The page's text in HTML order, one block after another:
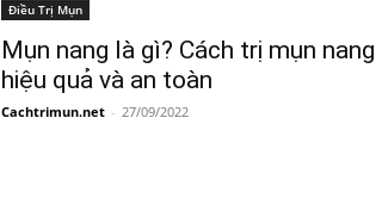
Điều Trị Mụn
Mụn nang là gì? Cách trị mụn nang
hiệu quả và an toàn
Cachtrimun.net - 27/09/2022